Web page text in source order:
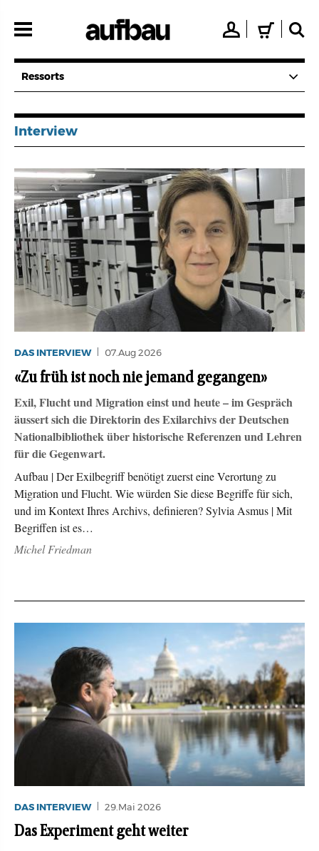
zum
👤 🛒 🔍
Ressorts
Interview
DAS INTERVIEW 07.Aug 2026
«Zu früh ist noch nie jemand gegangen»
Exil, Flucht und Migration einst und heute – im Gespräch
äussert sich die Direktorin des Exilarchivs der Deutschen
Nationalbibliothek über historische Referenzen und Lehren
für die Gegenwart.
Aufbau | Der Exilbegriff benötigt zuerst eine Verortung zu
Migration und Flucht. Wie würden Sie diese Begriffe für sich,
und im Kontext Ihres Archivs, definieren? Sylvia Asmus | Mit
Begriffen ist es…
Michel Friedman
DAS INTERVIEW 29.Mai 2026
Das Experiment geht weiter